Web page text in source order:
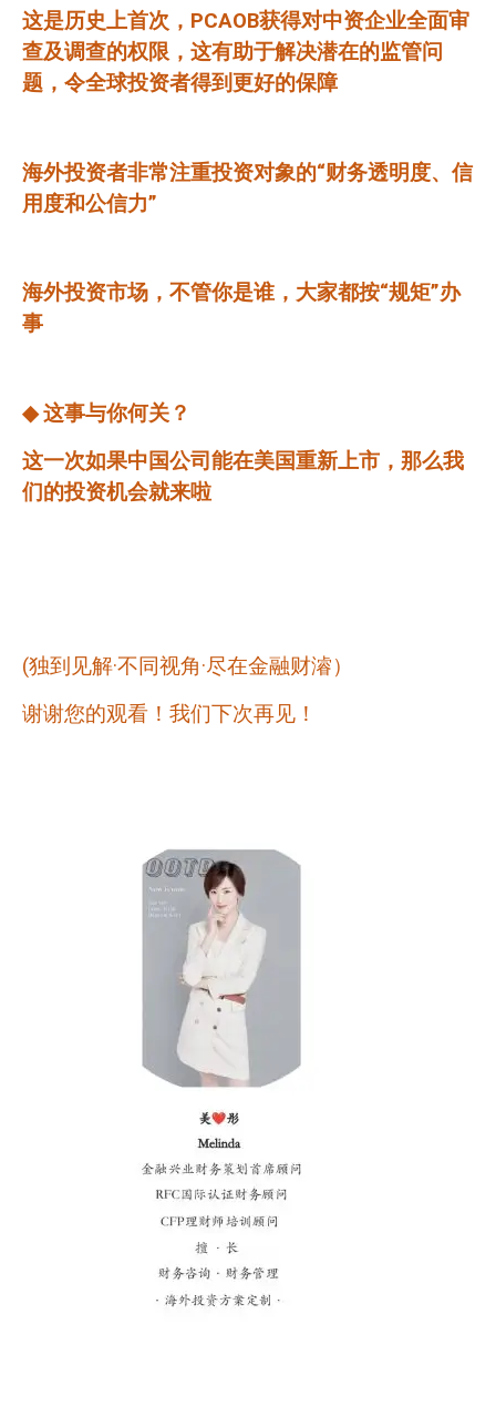
这是历史上首次， PCAOB获得对中资企业全面审
查及调查的权限，这有助于解决潜在的监管问
题，令全球投资者得到更好的保障
海外投资者非常注重投资对象的“财务透明度、信
用度和公信力”
海外投资市场，不管你是谁，大家都按“规矩”办
事
◆这事与你何关？
这一次如果中国公司能在美国重新上市，那么我
们的投资机会就来啦
(独到见解·不同视角·尽在金融财濬）
谢谢您的观看！我们下次再见！